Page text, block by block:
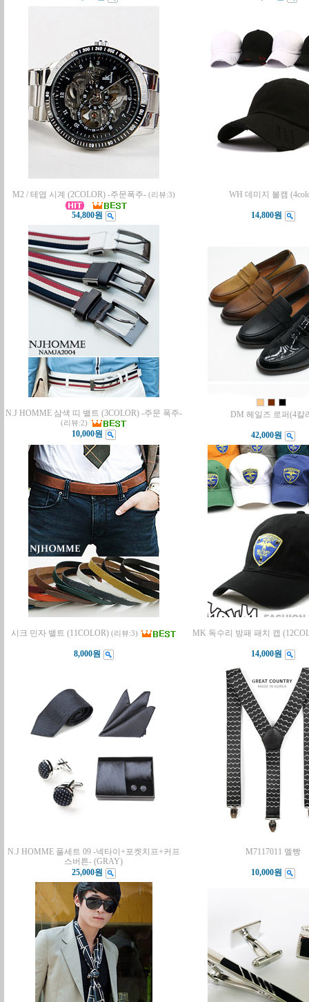
M2 / 테엽 시계 (2COLOR) -주문폭주- (리뷰:3)
54,800원
WH 데미지 볼캠
14,800원
N.J HOMME 삼색 띠 밸트 (3COLOR) -주문 폭주-
(리뷰:2)
10,000원
DM 헤일즈 로퍼(4칼
42,000원
시크 민자 밸트 (11COLOR) (리뷰:3)
8,000원
MK 독수리 방패 패치 캡
14,000원
N.J HOMME 풀세트 09 -넥타이+포켓치프+커프
스버튼- (GRAY)
25,000원
M7117011 멜빵
10,000원